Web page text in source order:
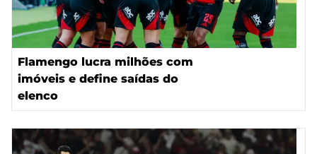
Flamengo lucra milhões com
imóveis e define saídas do
elenco